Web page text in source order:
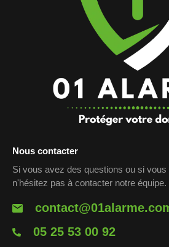
Nous contacter
Si vous avez des questions ou si
n'hésitez pas à contacter notre équipe.
05 25 53 00 92